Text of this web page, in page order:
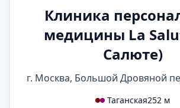
Клиника
медицины La
Салюте)
г. Москва, Большой Дровяной
Таганская252 м